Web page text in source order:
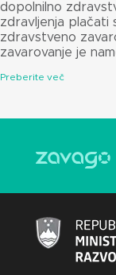
dopolnilno
zdravljenja plačati
zdravstveno
zavarovanje je
Preberite več